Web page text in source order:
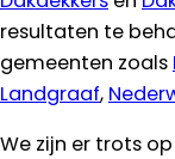
resultaten te
gemeenten zoals
Landgraaf,
We zijn er trots